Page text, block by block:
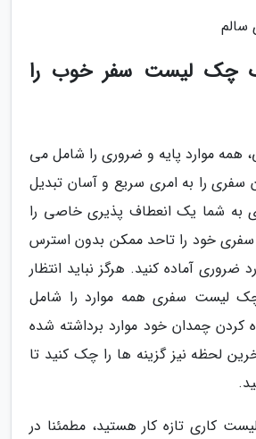
سالم
چک لیست سفر خوب را
موارد پایه و ضروری را شامل می
را به امری سریع و آسان تبدیل
به شما یک انعطاف پذیری خاصی را
خود را تاحد ممکن بدون استرس
آماده کنید. هرگز نباید انتظار
لیست سفری همه موارد را شامل
کردن چمدان خود موارد برداشته شده
لحظه نیز گزینه ها را چک کنید تا
کاری تازه کار هستید، مطمئنا در